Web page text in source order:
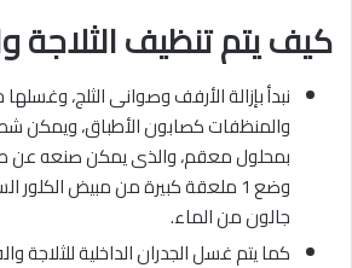
كيف يتم تنظيف الثلاجة
نبدأ بإزالة الأرفف وصوانى الثلج،
والمنظفات كصابون الأطباق، ويمكن
بمحلول معقم، والذى يمكن صنعه عن
وضع 1 ملعقة كبيرة من مبيض
جالون من الماء.
كما يتم غسل الجدران الداخلية للثلاجة